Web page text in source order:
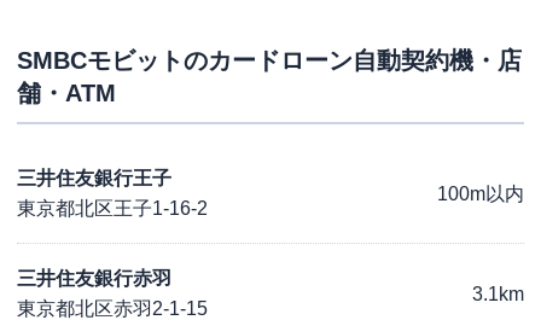
SMBCモビットのカードローン自動契約機・店
舗・ATM
三井住友銀行王子
東京都北区王子1-16-2
100m以内
三井住友銀行赤羽
東京都北区赤羽2-1-15
3.1km